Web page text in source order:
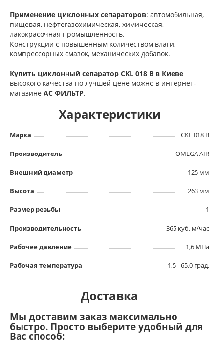
Применение циклонных сепараторов: автомобильная,
пищевая, нефтегазохимическая, химическая,
лакокрасочная промышленность.
Конструкции с повышенным количеством влаги,
компрессорных смазок, механических добавок.
Купить циклонный сепаратор CKL 018 B в Киеве
высокого качества по лучшей цене можно в интернет-
магазине АС ФИЛЬТР.
Характеристики
Марка CKL 018 B
Производитель OMEGA AIR
Внешний диаметр 125 мм
Высота 263 мм
Размер резьбы 1
Производительность 365 куб. м/час
Рабочее давление 1,6 МПа
Рабочая температура 1,5 - 65.0 град.
Доставка
Мы доставим заказ максимально
быстро. Просто выберите удобный для
Вас способ: